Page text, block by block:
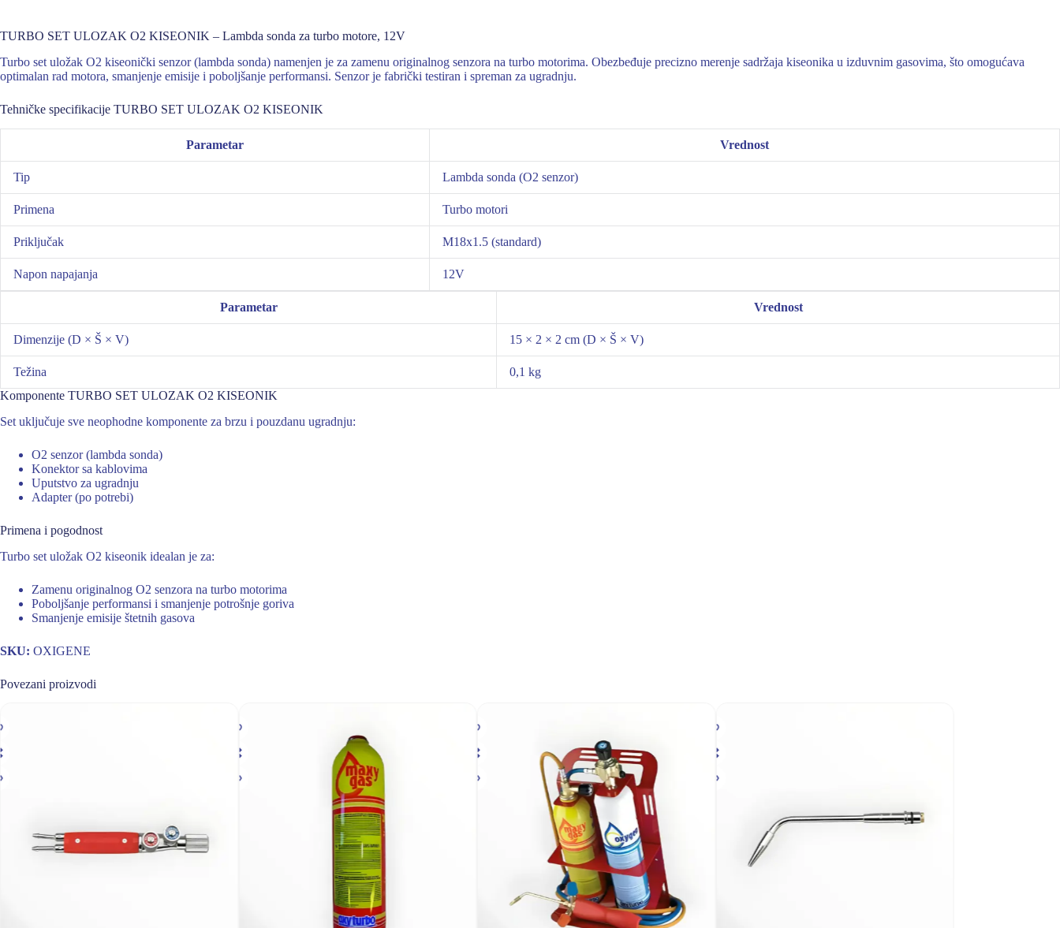
TURBO SET ULOZAK O2 KISEONIK – Lambda sonda za turbo motore, 12V
Turbo set uložak O2 kiseonički senzor (lambda sonda) namenjen je za zamenu originalnog senzora na turbo motorima. Obezbeđuje precizno merenje sadržaja kiseonika u izduvnim gasovima, što omogućava
optimalan rad motora, smanjenje emisije i poboljšanje performansi. Senzor je fabrički testiran i spreman za ugradnju.
Tehničke specifikacije TURBO SET ULOZAK O2 KISEONIK
Parametar Vrednost
Tip Lambda sonda (O2 senzor)
Primena Turbo motori
Priključak M18x1.5 (standard)
Napon napajanja 12V
Parametar Vrednost
Dimenzije (D × Š × V) 15 × 2 × 2 cm (D × Š × V)
Težina
0,1 kg
Komponente TURBO SET ULOZAK O2 KISEONIK
Set uključuje sve neophodne komponente za brzu i pouzdanu ugradnju:
O2 senzor (lambda sonda)
Konektor sa kablovima
Uputstvo za ugradnju
Adapter (po potrebi)
Primena i pogodnost
Turbo set uložak O2 kiseonik idealan je za:
Zamenu originalnog O2 senzora na turbo motorima
Poboljšanje performansi i smanjenje potrošnje goriva
Smanjenje emisije štetnih gasova
SKU: OXIGENE
Povezani proizvodi